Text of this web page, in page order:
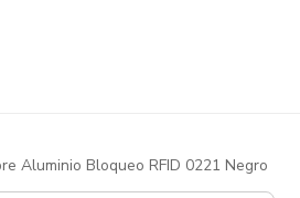
Aluminio Bloqueo RFID 0221 Negro